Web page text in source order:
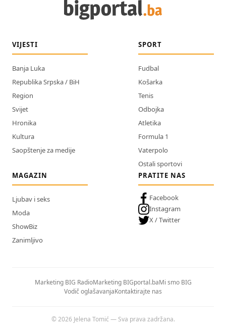
VIJESTI
Banja Luka
Republika Srpska / BiH
Region
Svijet
Hronika
Kultura
Saopštenje za medije
SPORT
Fudbal
Košarka
Tenis
Odbojka
Atletika
Formula 1
Vaterpolo
Ostali sportovi
MAGAZIN
Ljubav i seks
Moda
ShowBiz
Zanimljivo
PRATITE NAS
Facebook
Instagram
X / Twitter
Marketing BIG RadioMarketing BIGportal.baMi smo BIG
Vodič oglašavanjaKontaktirajte nas
© 2026 Jelena Tomić — Sva prava zadržana.